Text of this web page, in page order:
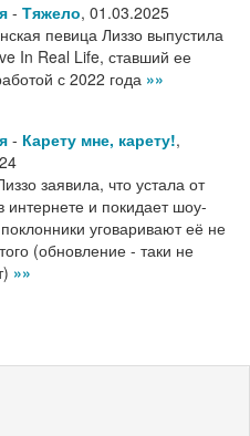
- Тяжело, 01.03.2025
певица Лиззо выпустила
In Real Life, ставший ее
с 2022 года »»
- Карету мне, карету!,
заявила, что устала от
интернете и покидает шоу-
уговаривают её не
(обновление - таки не
»»